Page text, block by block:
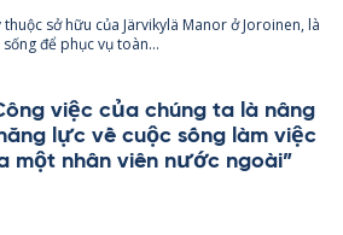
sở hữu của Jär­vi­kylä Ma­nor ở Jo­roi­nen, là
để phục vụ toàn...
việc của chúng ta là nâng
lực về cuộc sống làm việc
một nhân viên nước ngoài”